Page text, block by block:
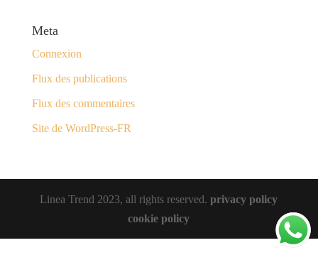
Meta
Connexion
Flux des publications
Flux des commentaires
Site de WordPress-FR
Linea Trend 2023, all rights reserved.privacy policy
cookie policy